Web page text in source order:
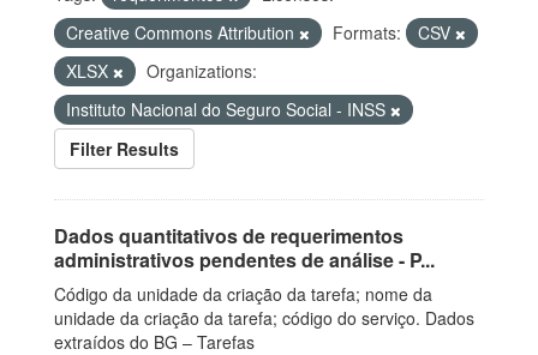
Creative Commons Attribution
Formats:
CSV
XLSX
Organizations:
Instituto Nacional do Seguro Social - INSS
Filter Results
Dados quantitativos de requerimentos
administrativos pendentes de análise - P...
Código da unidade da criação da tarefa; nome da
unidade da criação da tarefa; código do serviço. Dados
extraídos do BG – Tarefas